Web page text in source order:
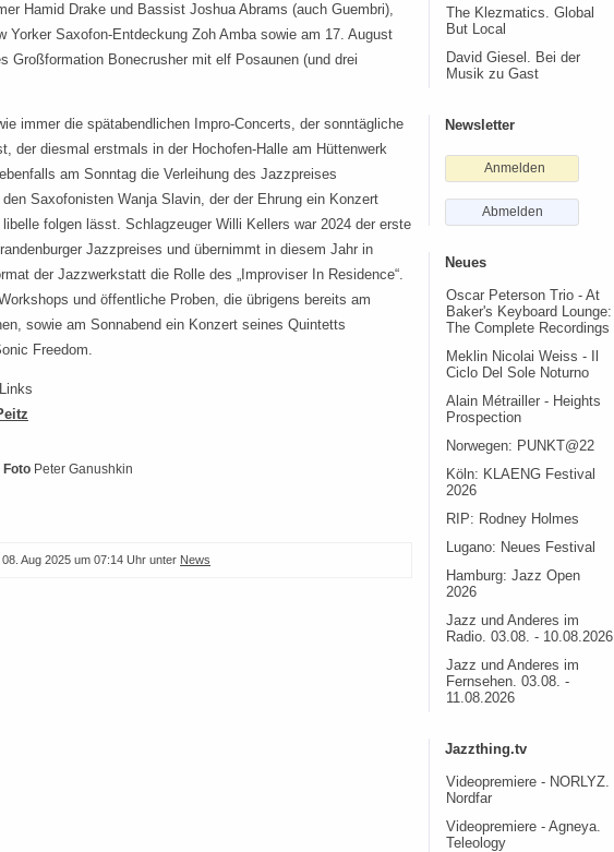
Hamid Drake und Bassist Joshua Abrams (auch Guembri),
Yorker Saxofon-Entdeckung Zoh Amba sowie am 17. August
Großformation Bonecrusher mit elf Posaunen (und drei
immer die spätabendlichen Impro-Concerts, der sonntägliche
der diesmal erstmals in der Hochofen-Halle am Hüttenwerk
am Sonntag die Verleihung des Jazzpreises
den Saxofonisten Wanja Slavin, der der Ehrung ein Konzert
folgen lässt. Schlagzeuger Willi Kellers war 2024 der erste
Jazzpreises und übernimmt in diesem Jahr in
der Jazzwerkstatt die Rolle des „Improviser In Residence“.
und öffentliche Proben, die übrigens bereits am
sowie am Sonnabend ein Konzert seines Quintetts
Freedom.
Foto Peter Ganushkin
08. Aug 2025 um 07:14 Uhr unter News
The Klezmatics. Global
But Local
David Giesel. Bei der
Musik zu Gast
Newsletter
Anmelden
Abmelden
Neues
Oscar Peterson Trio - At
Baker's Keyboard Lounge:
The Complete Recordings
Meklin Nicolai Weiss - Il
Ciclo Del Sole Noturno
Alain Métrailler - Heights
Prospection
Norwegen: PUNKT@22
Köln: KLAENG Festival
2026
RIP: Rodney Holmes
Lugano: Neues Festival
Hamburg: Jazz Open
2026
Jazz und Anderes im
Radio. 03.08. - 10.08.2026
Jazz und Anderes im
Fernsehen. 03.08. -
11.08.2026
Jazzthing.tv
Videopremiere - NORLYZ.
Nordfar
Videopremiere - Agneya.
Teleology